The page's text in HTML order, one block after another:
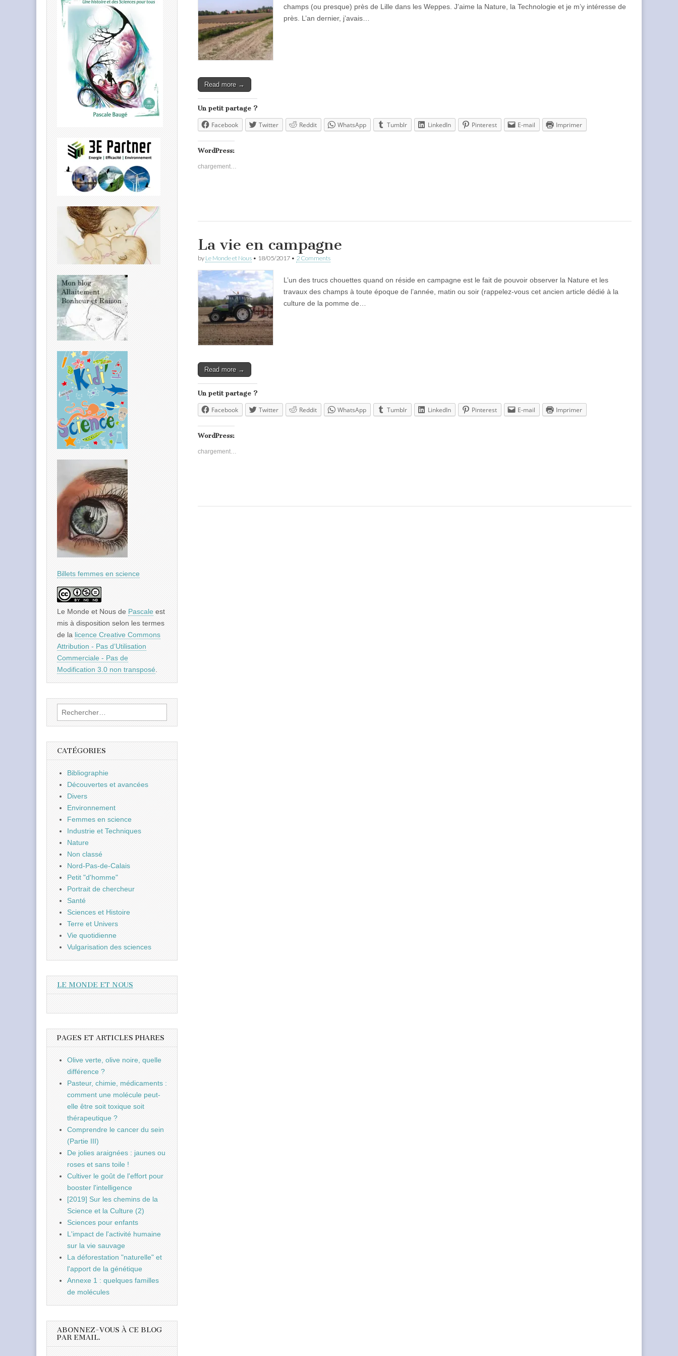
champs (ou presque) près de Lille dans les Weppes. J’aime la Nature, la Technologie et je m’y intéresse de
près. L’an dernier, j’avais…
Read more →
Un petit partage ?
Facebook Twitter Reddit WhatsApp Tumblr LinkedIn Pinterest E-mail Imprimer
WordPress:
chargement…
La vie en campagne
by Le Monde et Nous • 18/05/2017 • 2 Comments
L’un des trucs chouettes quand on réside en campagne est le fait de pouvoir observer la Nature et les
travaux des champs à toute époque de l’année, matin ou soir (rappelez-vous cet ancien article dédié à la
culture de la pomme de…
Read more →
Un petit partage ?
Facebook Twitter Reddit WhatsApp Tumblr LinkedIn Pinterest E-mail Imprimer
WordPress:
chargement…
Billets femmes en science
Le Monde et Nous de Pascale est
mis à disposition selon les termes
de la licence Creative Commons
Attribution - Pas d’Utilisation
Commerciale - Pas de
Modification 3.0 non transposé.
Rechercher :
CATÉGORIES
Bibliographie
Découvertes et avancées
Divers
Environnement
Femmes en science
Industrie et Techniques
Nature
Non classé
Nord-Pas-de-Calais
Petit "d'homme"
Portrait de chercheur
Santé
Sciences et Histoire
Terre et Univers
Vie quotidienne
Vulgarisation des sciences
LE MONDE ET NOUS
PAGES ET ARTICLES PHARES
Olive verte, olive noire, quelle
différence ?
Pasteur, chimie, médicaments :
comment une molécule peut-
elle être soit toxique soit
thérapeutique ?
Comprendre le cancer du sein
(Partie III)
De jolies araignées : jaunes ou
roses et sans toile !
Cultiver le goût de l'effort pour
booster l'intelligence
[2019] Sur les chemins de la
Science et la Culture (2)
Sciences pour enfants
L'impact de l'activité humaine
sur la vie sauvage
La déforestation "naturelle" et
l'apport de la génétique
Annexe 1 : quelques familles
de molécules
ABONNEZ-VOUS À CE BLOG
PAR EMAIL.